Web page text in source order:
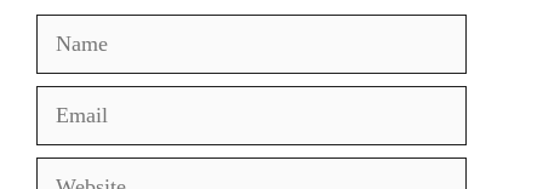
Name
Email
Website